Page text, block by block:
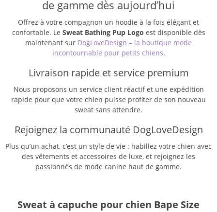
de gamme dès aujourd’hui
Offrez à votre compagnon un hoodie à la fois élégant et
confortable. Le Sweat Bathing Pup Logo est disponible dès
maintenant sur DogLoveDesign – la boutique mode
incontournable pour petits chiens.
Livraison rapide et service premium
Nous proposons un service client réactif et une expédition
rapide pour que votre chien puisse profiter de son nouveau
sweat sans attendre.
Rejoignez la communauté DogLoveDesign
Plus qu’un achat, c’est un style de vie : habillez votre chien avec
des vêtements et accessoires de luxe, et rejoignez les
passionnés de mode canine haut de gamme.
Sweat à capuche pour chien Bape Size